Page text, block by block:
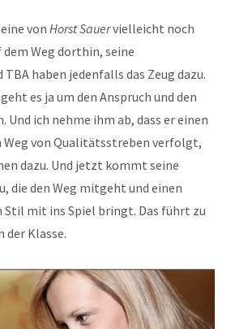
von Horst Sauervielleicht noch
Weg dorthin, seine
TBA haben jedenfalls das Zeug dazu.
es ja um den Anspruch und den
Und ich nehme ihm ab, dass er einen
Weg von Qualitätsstreben verfolgt,
dazu. Und jetzt kommt seine
die den Weg mitgeht und einen
mit ins Spiel bringt. Das führt zu
der Klasse.